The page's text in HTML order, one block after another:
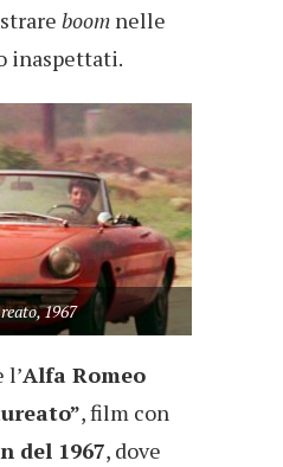
boom nelle
inaspettati.
1967
l’Alfa Romeo
, film con
del 1967, dove